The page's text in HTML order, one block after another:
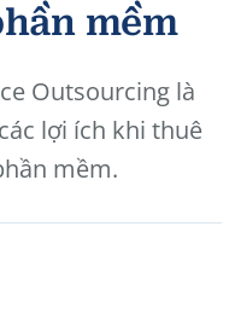
mềm
Outsourcing là
lợi ích khi thuê
mềm.